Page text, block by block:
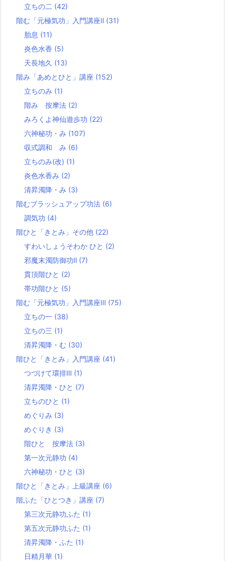
立ちの二 (42)
階む「元極気功」入門講座Ⅱ (31)
胎息 (11)
炎色水香 (5)
天長地久 (13)
階み「あめとひと」講座 (152)
立ちのみ (1)
階み 按摩法 (2)
みろくよ神仙遊歩功 (22)
六神秘功・み (107)
収式調和 み (6)
立ちのみ(改) (1)
炎色水香み (2)
清昇濁降・み (3)
階むブラッシュアップ功法 (6)
調気功 (4)
階ひと「きとみ」その他 (22)
すわいしょうそわか ひと (2)
邪魔末濁防御功Ⅱ (7)
貫頂階ひと (2)
帯功階ひと (5)
階む「元極気功」入門講座Ⅲ (75)
立ちの一 (38)
立ちの三 (1)
清昇濁降・む (30)
階ひと「きとみ」入門講座 (41)
つづけて環排Ⅲ (1)
清昇濁降・ひと (7)
立ちのひと (1)
めぐりみ (3)
めぐりき (3)
階ひと 按摩法 (3)
第一次元静功 (4)
六神秘功・ひと (3)
階ひと「きとみ」上級講座 (6)
階ふた「ひとつき」講座 (7)
第三次元静功ふた (1)
第五次元静功ふた (1)
清昇濁降・ふた (1)
日精月華 (1)